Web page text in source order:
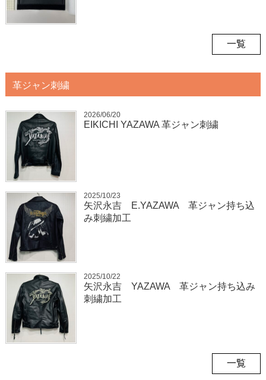
一覧
革ジャン刺繍
2026/06/20
EIKICHI YAZAWA 革ジャン刺繍
2025/10/23
矢沢永吉 E.YAZAWA 革ジャン持ち込
み刺繍加工
2025/10/22
矢沢永吉 YAZAWA 革ジャン持ち込み
刺繍加工
一覧